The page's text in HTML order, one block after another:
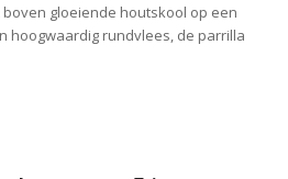
gloeiende houtskool op een
hoogwaardig rundvlees, de parrilla